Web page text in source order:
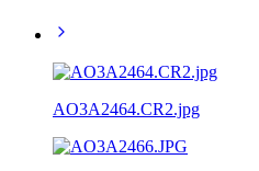
AO3A2464.CR2.jpg